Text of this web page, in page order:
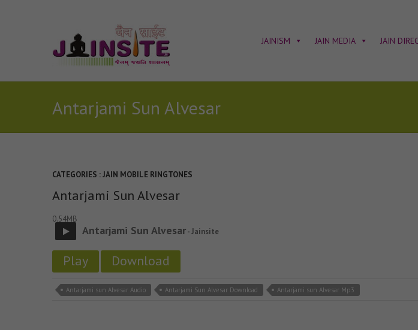
JAINISM JAIN MEDIA JAIN
Antarjami Sun Alvesar
CATEGORIES :JAIN MOBILE RINGTONES
Antarjami Sun Alvesar
0.54MB
Antarjami Sun Alvesar- Jainsite
Play Download
Antarjami sun Alvesar Audio Antarjami Sun Alvesar Download Antarjami sun Alvesar Mp3